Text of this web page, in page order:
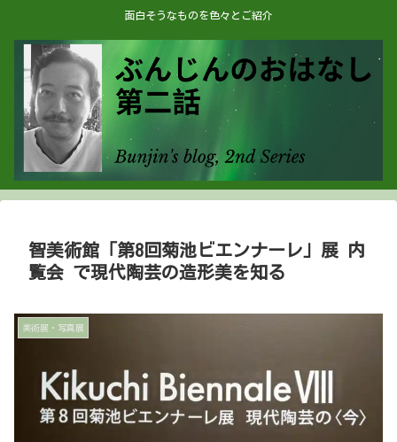
面白そうなものを色々とご紹介
智美術館「第8回菊池ビエンナーレ」展 内
覧会 で現代陶芸の造形美を知る
美術展・写真展